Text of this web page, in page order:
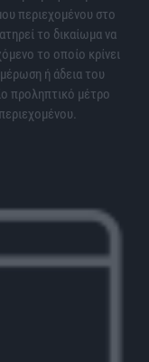
περιεχομένου στο
το δικαίωμα να
το οποίο κρίνει
ή άδεια του
προληπτικό μέτρο